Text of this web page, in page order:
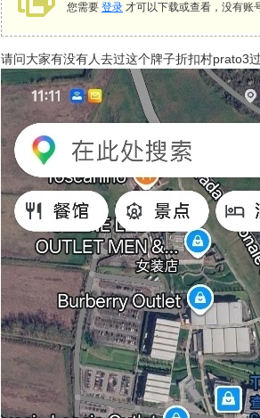
您需要 登录 才可以下载或查看，没有账
请问大家有没有人去过这个牌子折扣村prato3